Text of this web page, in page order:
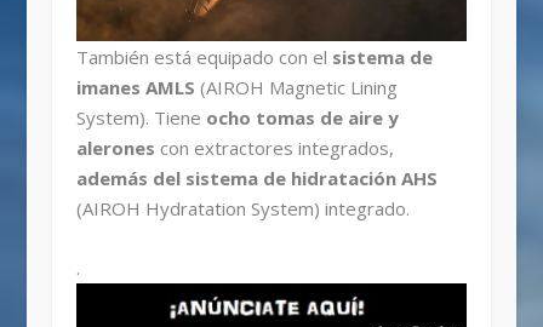
También está equipado con el sistema de
imanes AMLS (AIROH Magnetic Lining
System). Tiene ocho tomas de aire y
alerones con extractores integrados,
además del sistema de hidratación AHS
(AIROH Hydratation System) integrado.
.